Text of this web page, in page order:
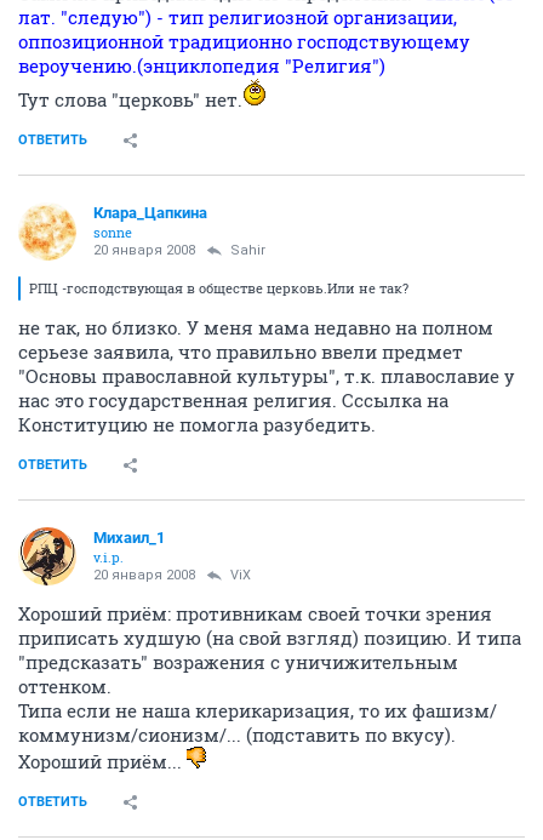
лат. "следую") - тип религиозной организации,
оппозиционной традиционно господствующему
вероучению.(энциклопедия "Религия")
Тут слова "церковь" нет.
ОТВЕТИТЬ
Клара_Цапкина
sonne
20 января 2008 Sahir
РПЦ -господствующая в обществе церковь.Или не так?
не так, но близко. У меня мама недавно на полном
серьезе заявила, что правильно ввели предмет
"Основы православной культуры", т.к. плавославие у
нас это государственная религия. Сссылка на
Конституцию не помогла разубедить.
ОТВЕТИТЬ
Михаил_1
v.i.p.
20 января 2008 ViX
Хороший приём: противникам своей точки зрения
приписать худшую (на свой взгляд) позицию. И типа
"предсказать" возражения с уничижительным
оттенком.
Типа если не наша клерикаризация, то их фашизм/
коммунизм/сионизм/... (подставить по вкусу).
Хороший приём...
ОТВЕТИТЬ